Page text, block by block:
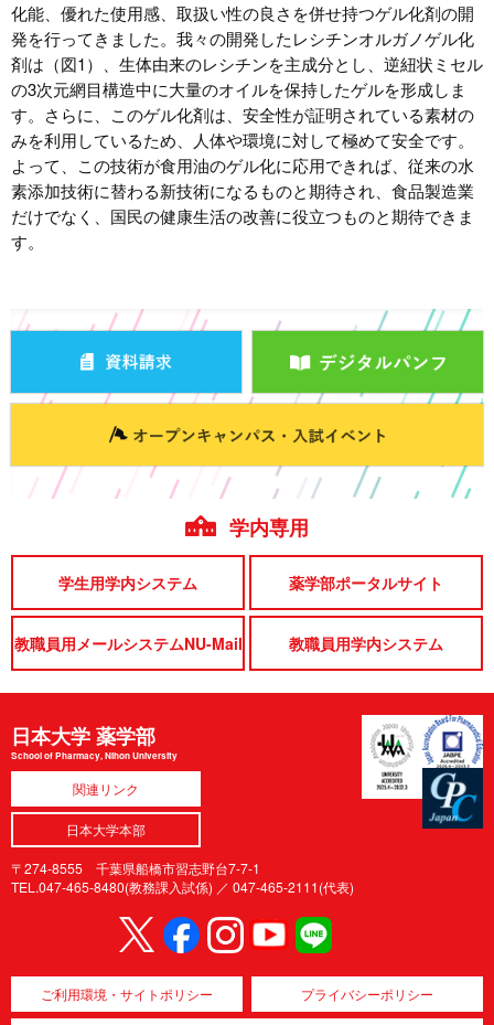
化能、優れた使用感、取扱い性の良さを併せ持つゲル化剤の開
発を行ってきました。我々の開発したレシチンオルガノゲル化
剤は（図1）、生体由来のレシチンを主成分とし、逆紐状ミセル
の3次元網目構造中に大量のオイルを保持したゲルを形成しま
す。さらに、このゲル化剤は、安全性が証明されている素材の
みを利用しているため、人体や環境に対して極めて安全です。
よって、この技術が食用油のゲル化に応用できれば、従来の水
素添加技術に替わる新技術になるものと期待され、食品製造業
だけでなく、国民の健康生活の改善に役立つものと期待できま
す。
学内専用
学生用学内システム 薬学部ポータルサイト
教職員用メールシステムNU-Mail 教職員用学内システム
日本大学 薬学部
School of Pharmacy, Nihon University
関連リンク
日本大学本部
〒274-8555 千葉県船橋市習志野台7-7-1
TEL.047-465-8480(教務課入試係) ／ 047-465-2111(代表)
ご利用環境・サイトポリシー プライバシーポリシー